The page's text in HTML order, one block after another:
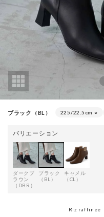
ブラック（BL） 225/22.5cm ○
バリエーション
ダークブ
ラウン
（DBR）
ブラック
（BL）
キャメル
（CL）
Riz raffinee